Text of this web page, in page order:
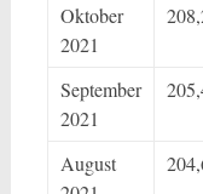
Oktober
2021
September
2021
August